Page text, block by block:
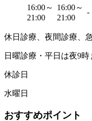
16:00～
21:00
16:00～
21:00
-
休日診療、夜間診療、
日曜診療・平日は夜9時
休診日
水曜日
おすすめポイント